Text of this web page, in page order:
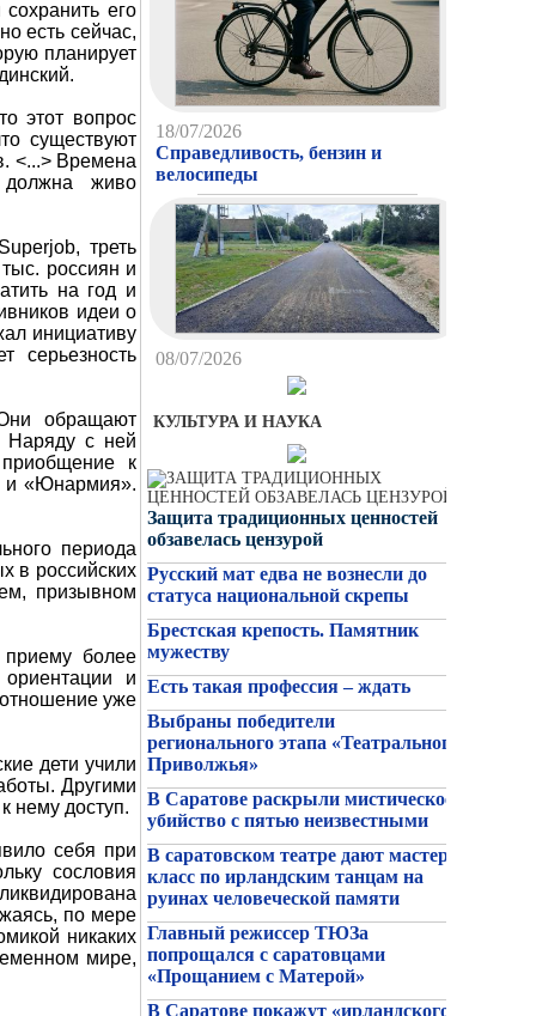
его
есть сейчас,
планирует
этот вопрос
существуют
<...> Времена
должна живо
треть
россиян и
на год и
идеи о
инициативу
серьезность
обращают
Наряду с ней
приобщение к
и «Юнармия».
периода
в российских
призывном
приему более
и
уже
дети учили
Другими
нему доступ.
себя при
сословия
по мере
никаких
мире,
18/07/2026
Справедливость, бензин и
велосипеды
08/07/2026
Первый пошел, второй
приготовился…
26/06/2026
Ряженые ветераны как примета
эпохи
КУЛЬТУРА И НАУКА
Защита традиционных ценностей
обзавелась цензурой
Русский мат едва не вознесли до
статуса национальной скрепы
Брестская крепость. Памятник
мужеству
Есть такая профессия – ждать
Выбраны победители
регионального этапа «Театрального
Приволжья»
В Саратове раскрыли мистическое
убийство с пятью неизвестными
В саратовском театре дают мастер-
класс по ирландским танцам на
руинах человеческой памяти
Главный режиссер ТЮЗа
попрощался с саратовцами
«Прощанием с Матерой»
В Саратове покажут «ирландского